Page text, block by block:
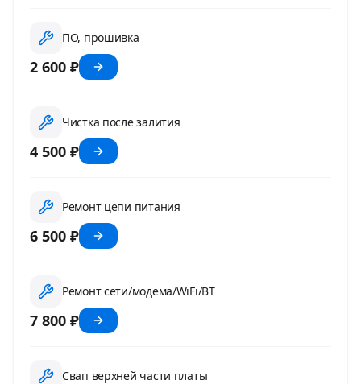
ПО, прошивка
2 600 ₽
Чистка после залития
4 500 ₽
Ремонт цепи питания
6 500 ₽
Ремонт сети/модема/WiFi/BT
7 800 ₽
Свап верхней части платы